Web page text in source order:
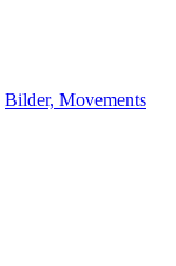
Bilder, Movements